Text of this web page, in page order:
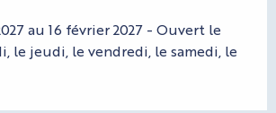
au 16 février 2027 - Ouvert le
le jeudi, le vendredi, le samedi, le